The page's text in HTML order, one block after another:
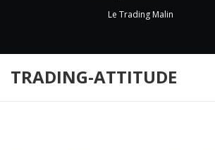
Le Trading Malin
TRADING-ATTITUDE